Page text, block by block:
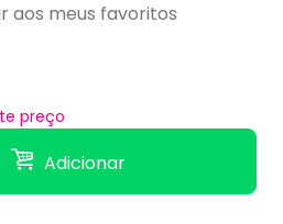
preço
Adicionar
aos meus favoritos